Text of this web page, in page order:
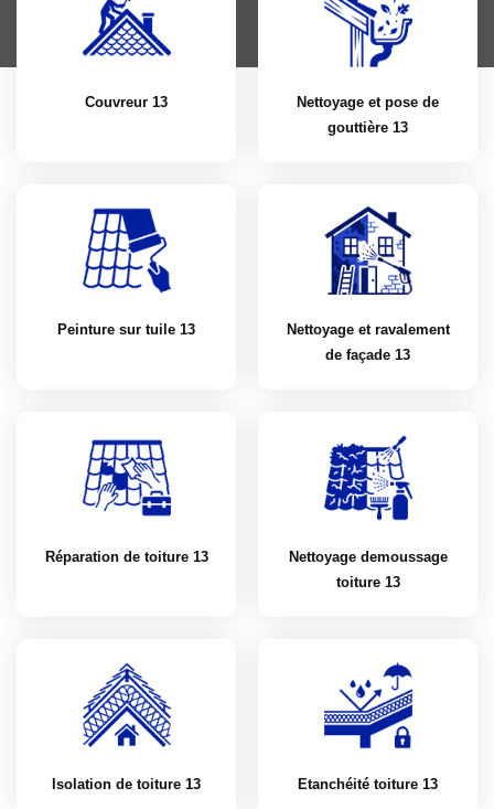
Couvreur 13
Nettoyage et pose de
gouttière 13
Peinture sur tuile 13
Nettoyage et ravalement
de façade 13
Réparation de toiture 13
Nettoyage demoussage
toiture 13
Isolation de toiture 13 Etanchéité toiture 13